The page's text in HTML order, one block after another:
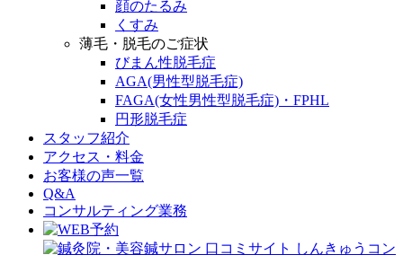
顔のたるみ
くすみ
薄毛・脱毛のご症状
びまん性脱毛症
AGA(男性型脱毛症)
FAGA(女性男性型脱毛症)・FPHL
円形脱毛症
スタッフ紹介
アクセス・料金
お客様の声一覧
Q&A
コンサルティング業務